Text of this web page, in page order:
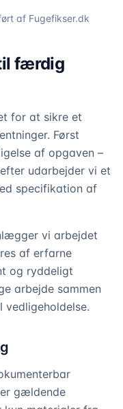
af Fugefikser.dk
færdig
for at sikre et
Først
af opgaven –
udarbejder vi et
specifikation af
vi arbejdet
af erfarne
og ryddeligt
arbejde sammen
gældende